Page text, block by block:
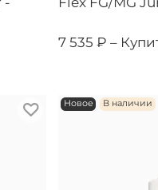
7 535 ₽ –
Новое В наличии